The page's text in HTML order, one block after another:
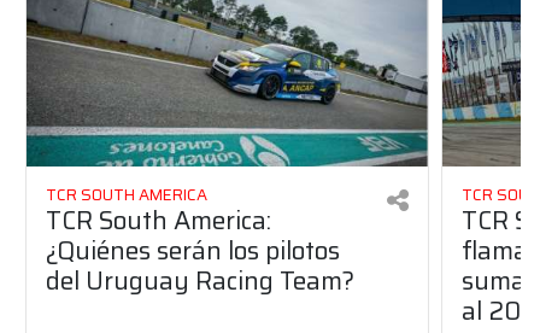
TCR SOUTH AMERICA
TCR South America:
¿Quiénes serán los pilotos
del Uruguay Racing Team?
TCR
TCR
suma
al